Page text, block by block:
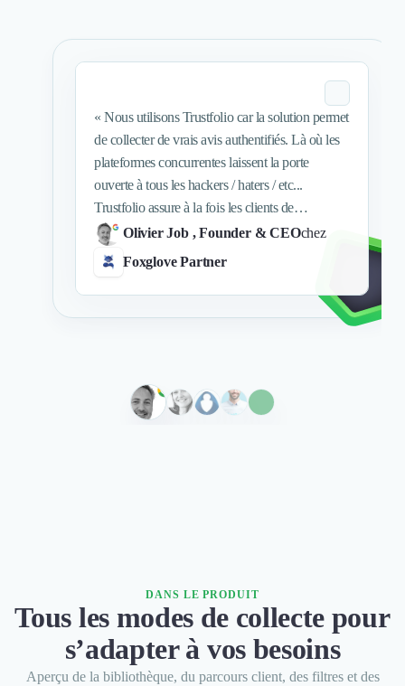
Espaces de Coworking
«Nous utilisons Trustfolio car la solution permet
de collecter de vrais avis authentifiés. Là où les
plateformes concurrentes laissent la porte
ouverte à tous les hackers / haters / etc...
Trustfolio assure à la fois les clients de
l'entreprise mais aussi l'entreprise elle même de
pouvoir collecter des avis sincères, détaillés, et
surtout authentiques. TrustFolio permet à mes
clients d'exprimer leur opinion sincère, ce qui
me permet d'identifier de manière objective, nos
offres s'ils sont en recherche de ce qui fait nos
»
Olivier Job , Founder & CEOchez
Foxglove Partner
DANS LE PRODUIT
Tous les modes de collecte pour
s’adapter à vos besoins
Aperçu de la bibliothèque, du parcours client, des filtres et des